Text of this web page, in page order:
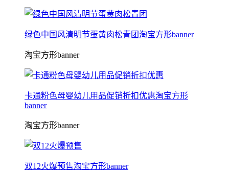
绿色中国风清明节蛋黄肉松青团淘宝方形banner
淘宝方形banner
卡通粉色母婴幼儿用品促销折扣优惠淘宝方形
banner
淘宝方形banner
双12火爆预售淘宝方形banner